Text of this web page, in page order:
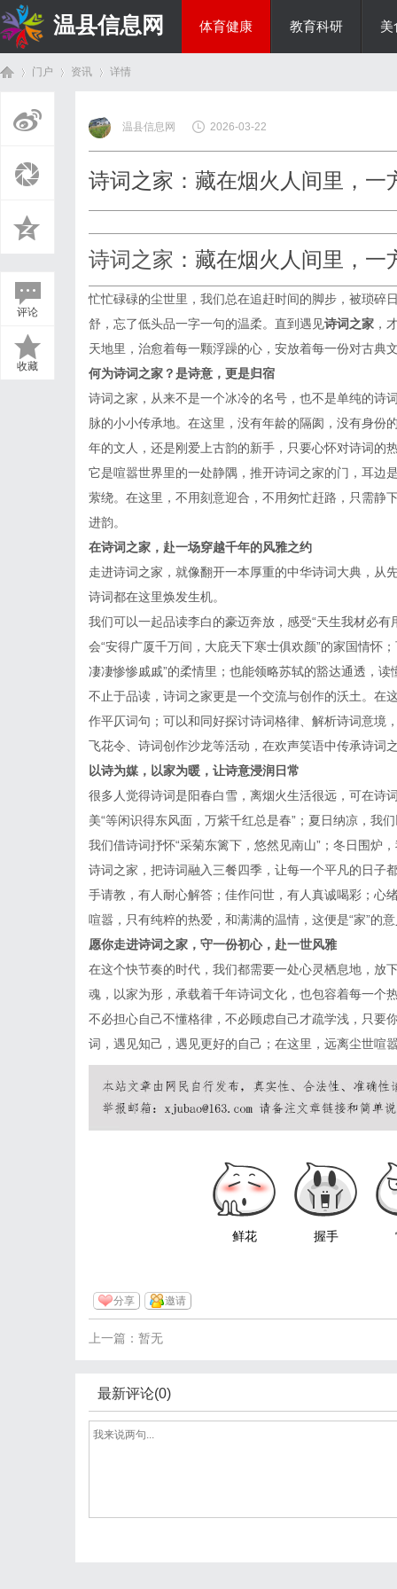
温县信息网 体育健康 教育科研 美
门户 资讯
›
详情
评论
收藏
温县信息网 2026-03-22
诗词之家：藏在烟火人间里，一
诗词之家 ：藏在烟火人间里，一
忙忙碌碌的尘世里，我们总在追赶时间的脚步，被琐碎
舒，忘了低头品一字一句的温柔。直到遇见诗词之家 ，
天地里，治愈着每一颗浮躁的心，安放着每一份对古典
何为诗词之家？是诗意，更是归宿
诗词之家，从来不是一个冰冷的名号，也不是单纯的诗
脉的小小传承地。在这里，没有年龄的隔阂，没有身份
年的文人，还是刚爱上古韵的新手，只要心怀对诗词的
它是喧嚣世界里的一处静隅，推开诗词之家的门，耳边
萦绕。在这里，不用刻意迎合，不用匆忙赶路，只需静
进韵。
在诗词之家，赴一场穿越千年的风雅之约
走进诗词之家，就像翻开一本厚重的中华诗词大典，从
诗词都在这里焕发生机。
我们可以一起品读李白的豪迈奔放，感受“天生我材必
会“安得广厦千万间，大庇天下寒士俱欢颜”的家国情怀
凄凄惨惨戚戚”的柔情里；也能领略苏轼的豁达通透，
不止于品读，诗词之家更是一个交流与创作的沃土。在
作平仄词句；可以和同好探讨诗词格律、解析诗词意境
飞花令、诗词创作沙龙等活动，在欢声笑语中传承诗词
以诗为媒，以家为暖，让诗意浸润日常
很多人觉得诗词是阳春白雪，离烟火生活很远，可在诗
美“等闲识得东风面，万紫千红总是春”；夏日纳凉，我
我们借诗词抒怀“采菊东篱下，悠然见南山”；冬日围炉
诗词之家，把诗词融入三餐四季，让每一个平凡的日子
手请教，有人耐心解答；佳作问世，有人真诚喝彩；心
喧嚣，只有纯粹的热爱，和满满的温情，这便是“家”的
愿你走进诗词之家，守一份初心，赴一世风雅
在这个快节奏的时代，我们都需要一处心灵栖息地，
魂，以家为形，承载着千年诗词文化，也包容着每一个
不必担心自己不懂格律，不必顾虑自己才疏学浅，只要
词，遇见知己，遇见更好的自己；在这里，远离尘世喧
鲜花 握手
分享 邀请
上一篇：暂无
最新评论(0)